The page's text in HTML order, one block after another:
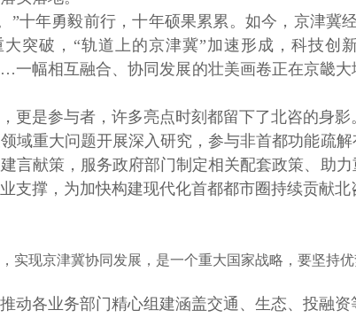
”十年勇毅前行 ，十年硕果累累 。如今，京津冀
突破，“轨道上的京津冀”加速形成，科技创
一幅相互融合、协同发展的壮美画卷正在京畿
更是参与者，许多亮点时刻都留下了北咨的身影
域重大问题开展深入研究，参与非首都功能疏
言献策，服务政府部门制定相关配套政策、助
撑，为加快构建现代化首都都市圈持续贡献北
实现京津冀协同发展，是一个重大国家战略，要坚持
动各业务部门精心组建涵盖交通、生态、投融